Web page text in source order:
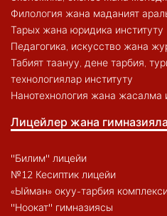
Филология жана маданият
Тарых жана юридика институту
Педагогика, искусство жана
Табият таануу, дене тарбия,
технологиялар институту
Нанотехнология жана жасалма
Лицейлер жана
"Билим" лицейи
№12 Кесиптик лицейи
«Ыйман» окуу-тарбия
"Ноокат" гимназиясы